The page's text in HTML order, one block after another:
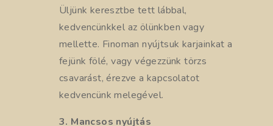
Üljünk keresztbe tett lábbal,
kedvencünkkel az ölünkben vagy
mellette. Finoman nyújtsuk karjainkat a
fejünk fölé, vagy végezzünk törzs
csavarást, érezve a kapcsolatot
kedvencünk melegével.
3. Mancsos nyújtás